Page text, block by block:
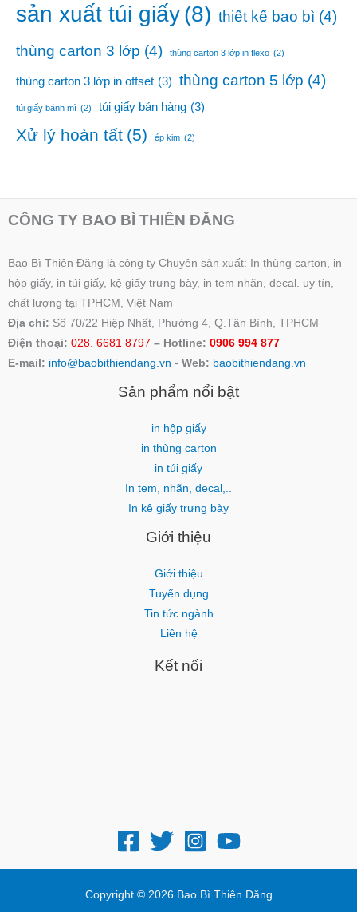
sản xuất túi giấy(8) thiết kế bao bì (4)
thùng carton 3 lớp (4) thùng carton 3 lớp in flexo (2)
thùng carton 3 lớp in offset (3) thùng carton 5 lớp (4)
túi giấy bánh mì (2) túi giấy bán hàng (3)
Xử lý hoàn tất (5) ép kim (2)
CÔNG TY BAO BÌ THIÊN ĐĂNG
Bao Bì Thiên Đăng là công ty Chuyên sản xuất: In thùng carton, in
hộp giấy, in túi giấy, kệ giấy trưng bày, in tem nhãn, decal. uy tín,
chất lượng tại TPHCM, Việt Nam
Địa chỉ: Số 70/22 Hiệp Nhất, Phường 4, Q.Tân Bình, TPHCM
Điện thoại: 028. 6681 8797 – Hotline: 0906 994 877
E-mail: info@baobithiendang.vn - Web: baobithiendang.vn
Sản phẩm nổi bật
in hộp giấy
in thùng carton
in túi giấy
In tem, nhãn, decal,..
In kệ giấy trưng bày
Giới thiệu
Giới thiệu
Tuyển dụng
Tin tức ngành
Liên hệ
Kết nối
Copyright © 2026 Bao Bì Thiên Đăng